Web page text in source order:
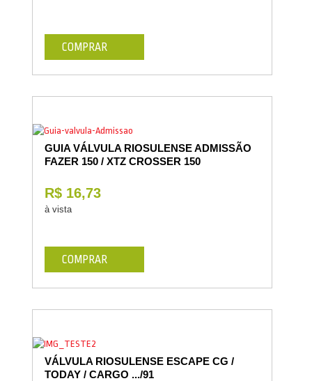
COMPRAR
GUIA VÁLVULA RIOSULENSE ADMISSÃO
FAZER 150 / XTZ CROSSER 150
R$ 16,73
à vista
COMPRAR
VÁLVULA RIOSULENSE ESCAPE CG /
TODAY / CARGO .../91